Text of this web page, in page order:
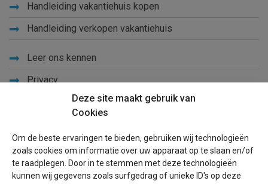
Deze site maakt gebruik van
Cookies
Om de beste ervaringen te bieden, gebruiken wij technologieën
zoals cookies om informatie over uw apparaat op te slaan en/of
te raadplegen. Door in te stemmen met deze technologieën
kunnen wij gegevens zoals surfgedrag of unieke ID's op deze
Handleiding vakantiehuis kopen
Handleiding verkopen vakantiehuis
Leer ons kennen
Privacy
Blog
Voor eigenaren